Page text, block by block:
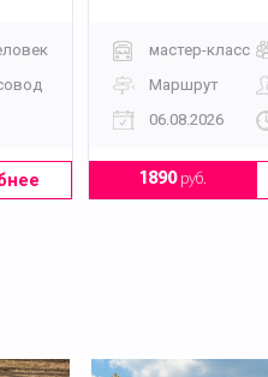
мастер-класс
Маршрут
06.08.2026
1890руб.